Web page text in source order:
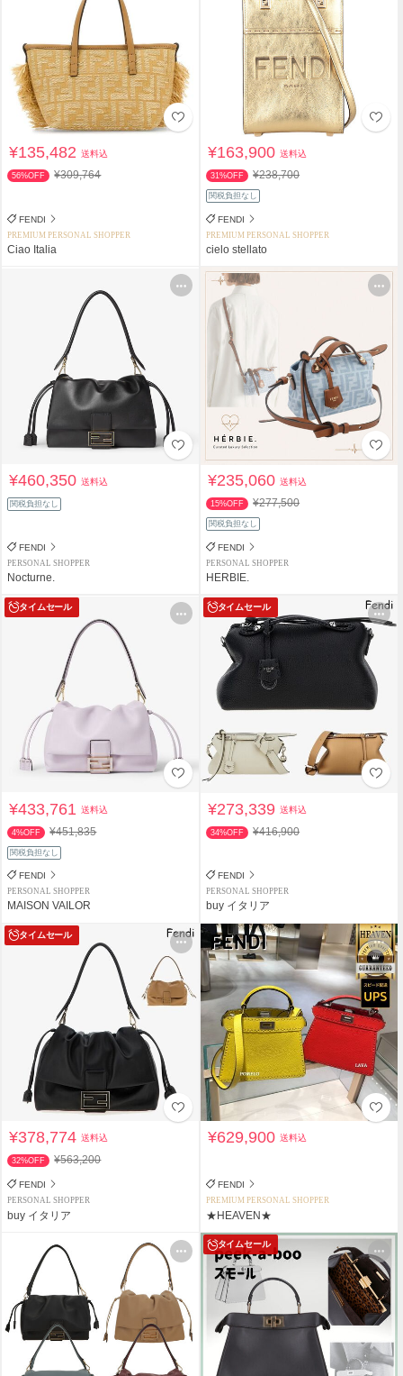
¥135,482送料込
56%OFF ¥309,764
FENDI
PREMIUM PERSONAL SHOPPER
Ciao Italia
¥163,900送料込
31%OFF ¥238,700
関税負担なし
FENDI
PREMIUM PERSONAL SHOPPER
cielo stellato
¥460,350送料込
関税負担なし
FENDI
PERSONAL SHOPPER
Nocturne.
¥235,060送料込
15%OFF ¥277,500
関税負担なし
FENDI
PERSONAL SHOPPER
HERBIE.
タイムセール
¥433,761送料込
4%OFF ¥451,835
関税負担なし
FENDI
PERSONAL SHOPPER
MAISON VAILOR
タイムセール
¥273,339送料込
34%OFF ¥416,900
FENDI
PERSONAL SHOPPER
buy イタリア
タイムセール
¥378,774送料込
32%OFF ¥563,200
FENDI
PERSONAL SHOPPER
buy イタリア
¥629,900送料込
FENDI
PREMIUM PERSONAL SHOPPER
★HEAVEN★
タイムセール